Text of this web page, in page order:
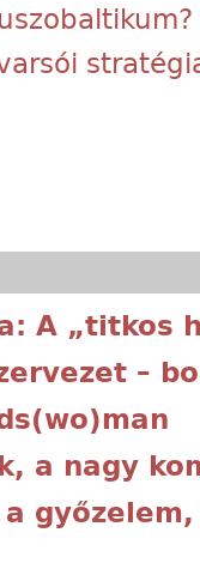
A „titkos
–
a nagy
győzelem,